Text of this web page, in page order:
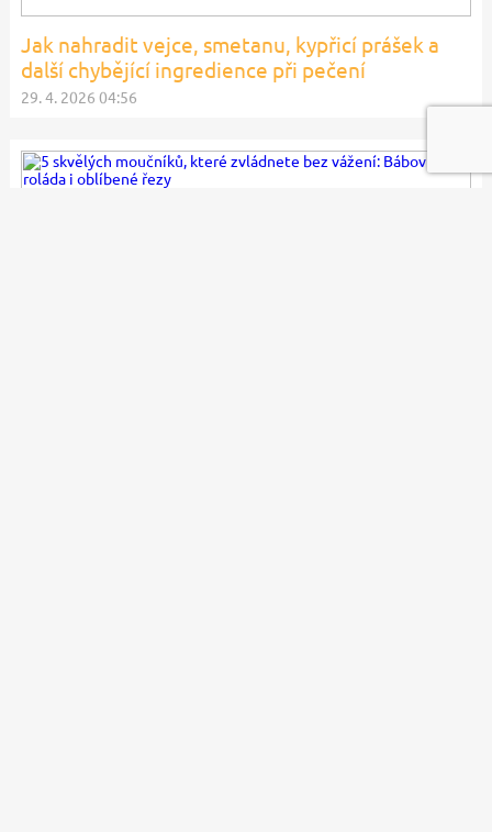
Jak nahradit vejce, smetanu, kypřicí prášek a
další chybějící ingredience při pečení
29. 4. 2026 04:56